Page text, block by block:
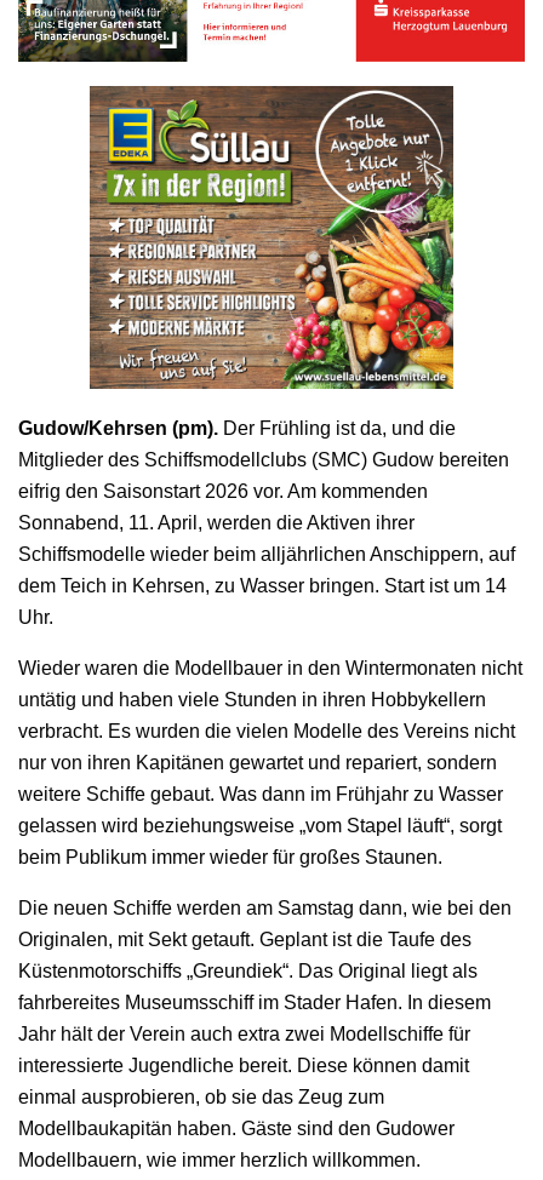
Gudow/Kehrsen (pm). Der Frühling ist da, und die
Mitglieder des Schiffsmodellclubs (SMC) Gudow bereiten
eifrig den Saisonstart 2026 vor. Am kommenden
Sonnabend, 11. April, werden die Aktiven ihrer
Schiffsmodelle wieder beim alljährlichen Anschippern, auf
dem Teich in Kehrsen, zu Wasser bringen. Start ist um 14
Uhr.
Wieder waren die Modellbauer in den Wintermonaten nicht
untätig und haben viele Stunden in ihren Hobbykellern
verbracht. Es wurden die vielen Modelle des Vereins nicht
nur von ihren Kapitänen gewartet und repariert, sondern
weitere Schiffe gebaut. Was dann im Frühjahr zu Wasser
gelassen wird beziehungsweise „vom Stapel läuft“, sorgt
beim Publikum immer wieder für großes Staunen.
Die neuen Schiffe werden am Samstag dann, wie bei den
Originalen, mit Sekt getauft. Geplant ist die Taufe des
Küstenmotorschiffs „Greundiek“. Das Original liegt als
fahrbereites Museumsschiff im Stader Hafen. In diesem
Jahr hält der Verein auch extra zwei Modellschiffe für
interessierte Jugendliche bereit. Diese können damit
einmal ausprobieren, ob sie das Zeug zum
Modellbaukapitän haben. Gäste sind den Gudower
Modellbauern, wie immer herzlich willkommen.